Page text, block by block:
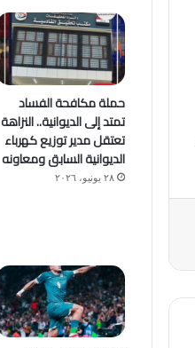
حملة مكافحة الفساد
تمتد إلى الديوانية.. النزاهة
تعتقل مدير توزيع كهرباء
الديوانية السابق ومعاونه
٢٨ يونيو، ٢٠٢٦